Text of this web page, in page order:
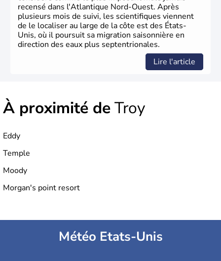
recensé dans l'Atlantique Nord-Ouest. Après
plusieurs mois de suivi, les scientifiques viennent
de le localiser au large de la côte est des États-
Unis, où il poursuit sa migration saisonnière en
direction des eaux plus septentrionales.
Lire l'article
À proximité deTroy
Eddy
Temple
Moody
Morgan's point resort
Météo Etats-Unis